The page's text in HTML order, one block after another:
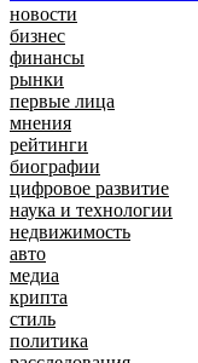
новости
бизнес
финансы
рынки
первые лица
мнения
рейтинги
биографии
цифровое развитие
наука и технологии
недвижимость
авто
медиа
крипта
стиль
политика